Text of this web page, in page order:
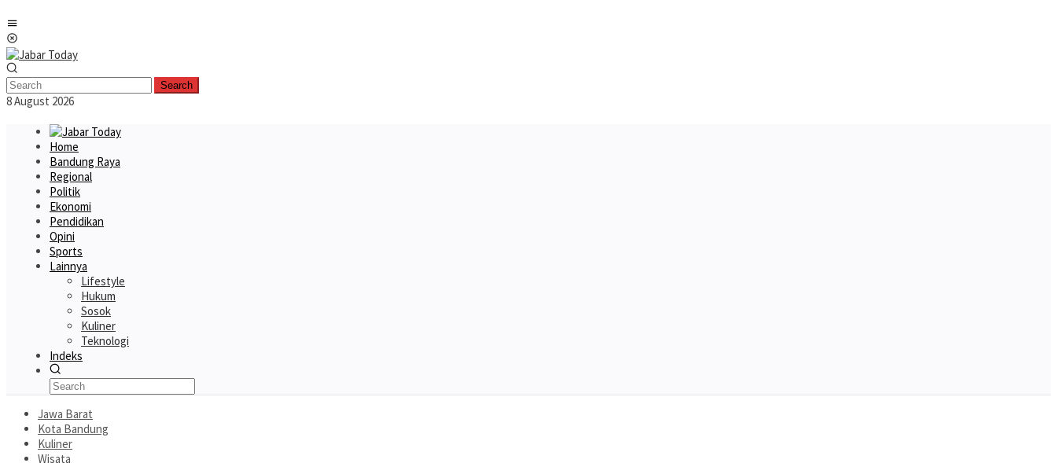
to
content
Search
8 August 2026
Home
Bandung Raya
Regional
Politik
Ekonomi
Pendidikan
Opini
Sports
Lainnya
Lifestyle
Hukum
Sosok
Kuliner
Teknologi
Indeks
Jawa Barat
Kota Bandung
Kuliner
Wisata